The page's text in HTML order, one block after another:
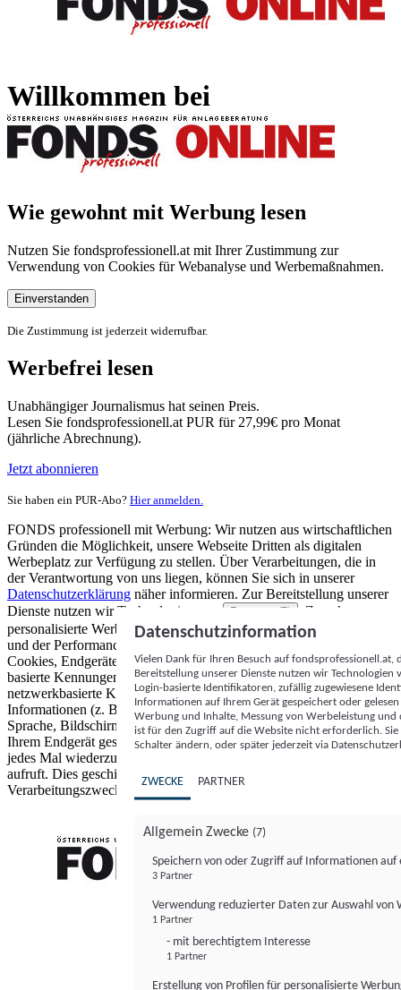
Willkommen bei
Wie gewohnt mit Werbung lesen
Nutzen Sie fondsprofessionell.at mit Ihrer Zustimmung zur
Verwendung von Cookies für Webanalyse und Werbemaßnahmen.
Einverstanden
Die Zustimmung ist jederzeit widerrufbar.
Werbefrei lesen
Unabhängiger Journalismus hat seinen Preis.
Lesen Sie fondsprofessionell.at PUR für 27,99€ pro Monat
(jährliche Abrechnung).
Jetzt abonnieren
Sie haben ein PUR-Abo? Hier anmelden.
FONDS professionell mit Werbung: Wir nutzen aus wirtschaftlichen
Gründen die Möglichkeit, unsere Webseite Dritten als digitalen
Werbeplatz zur Verfügung zu stellen. Über Verarbeitungen, die in
der Verantwortung von uns liegen, können Sie sich in unserer
Datenschutzerklärung näher informieren. Zur Bereitstellung unserer
Dienste nutzen wir Technologien von
Partnern (5)
. Zwecke:
personalisierte Werbung und Inhalte, Messung von Werbeleistung
und der Performance von Inhalten sowie Zielgruppenforschung.
Cookies, Endgeräte- oder ähnliche Online-Kennungen (z. B. login-
basierte Kennungen, zufällig generierte Kennungen,
netzwerkbasierte Kennungen) können zusammen mit anderen
Informationen (z. B. Browsertyp und Browserinformationen,
Sprache, Bildschirmgröße, unterstützte Technologien usw.) auf
Ihrem Endgerät gespeichert oder von dort ausgelesen werden, um es
jedes Mal wiederzuerkennen, wenn es eine App oder einer Webseite
aufruft. Dies geschieht für einen oder mehrere der hier aufgeführten
Verarbeitungszwecke.
Datenschutzinformation
Vielen Dank für Ihren Besuch auf
Bereitstellung unserer Dienste nutzen wir Technologien
Login-basierte Identifikatoren, zufällig zugewiesene
Informationen auf Ihrem Gerät gespeichert oder
Werbung und Inhalte, Messung von Werbeleistung
ist für den Zugriff auf die Website nicht erforderlich.
Schalter ändern, oder später jederzeit via
ZWECKE PARTNER
Allgemein Zwecke (7)
Speichern von oder Zugriff auf Informationen auf
3 Partner
Verwendung reduzierter Daten zur Auswahl von
1 Partner
- mit berechtigtem Interesse
1 Partner
Erstellung von Profilen für personalisierte
FONDS professionell